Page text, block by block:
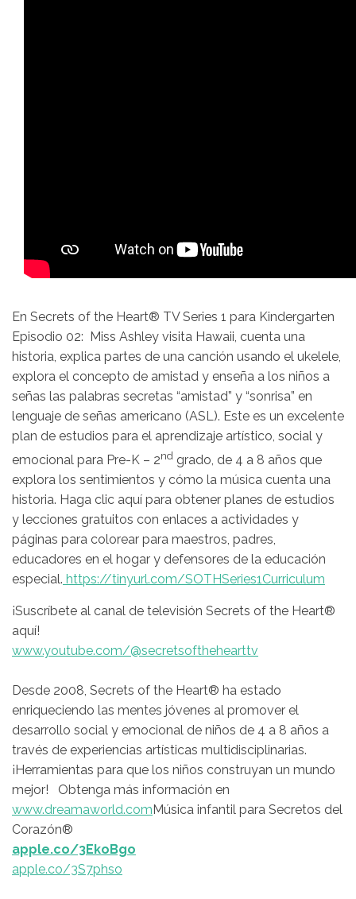
En Secrets of the Heart® TV Series 1 para Kindergarten
Episodio 02: Miss Ashley visita Hawaii, cuenta una
historia, explica partes de una canción usando el ukelele,
explora el concepto de amistad y enseña a los niños a
señas las palabras secretas “amistad” y “sonrisa” en
lenguaje de señas americano (ASL). Este es un excelente
plan de estudios para el aprendizaje artístico, social y
emocional para Pre-K – 2nd grado, de 4 a 8 años que
explora los sentimientos y cómo la música cuenta una
historia. Haga clic aquí para obtener planes de estudios
y lecciones gratuitos con enlaces a actividades y
páginas para colorear para maestros, padres,
educadores en el hogar y defensores de la educación
especial. https://tinyurl.com/SOTHSeries1Curriculum
¡Suscríbete al canal de televisión Secrets of the Heart®
aquí!
www.youtube.com/@secretsofthehearttv
Desde 2008, Secrets of the Heart® ha estado
enriqueciendo las mentes jóvenes al promover el
desarrollo social y emocional de niños de 4 a 8 años a
través de experiencias artísticas multidisciplinarias.
¡Herramientas para que los niños construyan un mundo
mejor! Obtenga más información en
www.dreamaworld.comMúsica infantil para Secretos del
Corazón®
apple.co/3EkoBgo
apple.co/3S7phso